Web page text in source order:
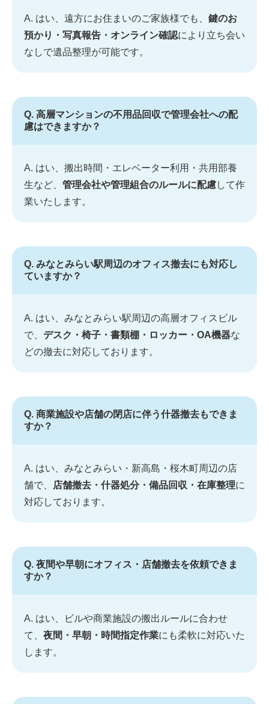
A. はい、遠方にお住まいのご家族様でも、 鍵のお
預かり・写真報告・オンライン確認により立ち会い
なしで遺品整理が可能です。
Q. 高層マンションの不用品回収で管理会社への配
慮はできますか？
A. はい、搬出時間・エレベーター利用・共用部養
生など、 管理会社や管理組合のルールに配慮して作
業いたします。
Q. みなとみらい駅周辺のオフィス撤去にも対応し
ていますか？
A. はい、みなとみらい駅周辺の高層オフィスビル
で、 デスク・椅子・書類棚・ロッカー・OA機器な
どの撤去に対応しております。
Q. 商業施設や店舗の閉店に伴う什器撤去もできま
すか？
A. はい、みなとみらい・新高島・桜木町周辺の店
舗で、
店舗撤去・什器処分・備品回収・在庫整理に
対応しております。
Q. 夜間や早朝にオフィス・店舗撤去を依頼できま
すか？
A. はい、ビルや商業施設の搬出ルールに合わせ
て、 夜間・早朝・時間指定作業にも柔軟に対応いた
します。